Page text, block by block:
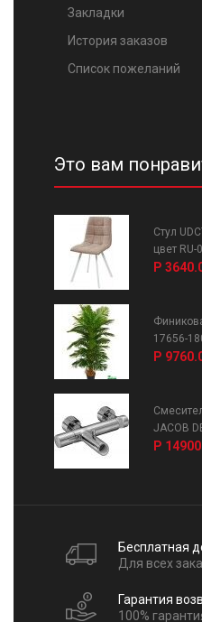
Закладки
История заказов
Список пожеланий
Это вам
Стул
цвет RU-
Р
17656-
Р
JACOB
Р
Бесплатная
Для всех
Гарантия
100%